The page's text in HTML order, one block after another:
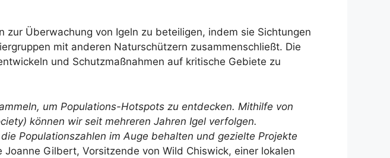
Überwachung von Igeln zu beteiligen, indem sie Sichtungen
mit anderen Naturschützern zusammenschließt. Die
und Schutzmaßnahmen auf kritische Gebiete zu
um Populations-Hotspots zu entdecken. Mithilfe von
können wir seit mehreren Jahren Igel verfolgen.
Populationszahlen im Auge behalten und gezielte Projekte
Joanne Gilbert, Vorsitzende von Wild Chiswick, einer lokalen